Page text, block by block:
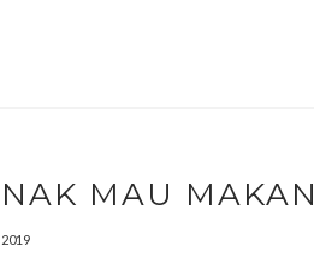
MAU MAKAN
2019